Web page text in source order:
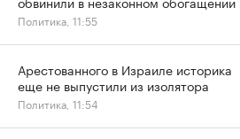
Политика, 11:55
Арестованного в Израиле историка
еще не выпустили из изолятора
Политика, 11:54